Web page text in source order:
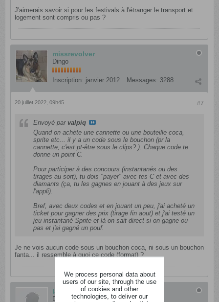
J'aimerais savoir si pour les festivals à l'étranger le transport et
logement sont compris ou pas ?
missrevolver
Dingo
Inscription: janvier 2012 Messages: 3288
#7
20 juillet 2022, 09h45
Envoyé par valpiq
Quand on achète une cannette ou une bouteille coca,
sprite etc... il y a un code sous le bouchon (pr la
cannette, c'est pt-être sous le clips? ). Chaque code te
donne un point C.
Pour participer à des concours (instantanés ou des
tirages au sort), tu dois "payer" avec tes C et avec des
diamants (ça, tu les gagnes en jouant à des jeux sur
l'appli).
Bref, avec deux codes et en jouant un peu, j'ai acheté un
ticket pour gagner des prix (tirage fin aout) et j'ai testé un
jeu instantané Sprite et là on sait direct si on gagne ou
pas et j'ai gagné un pouf.
Je ne vois aucun code sous un bouchon coca, ni sous un bouchon
fanta... il ressemble à quoi ce code (format) ?
laussa
Dément
We process personal data about
users of our site, through the use
of cookies and other
technologies, to deliver our